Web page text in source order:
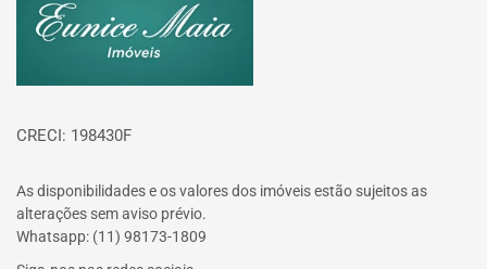
CRECI: 198430F
As disponibilidades e os valores dos imóveis estão sujeitos as
alterações sem aviso prévio.
Whatsapp: (11) 98173-1809